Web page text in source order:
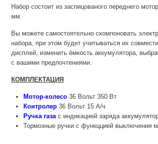
Набор состоит из заспицованого переднего
мм.
Вы можете самостоятельно скомпоновать
набора, при этом будет учитываться их
дисплей, изменить ёмкость аккумулятора,
с вашими предпочтениями.
КОМПЛЕКТАЦИЯ
Мотор-колесо 36 Вольт 350 Вт
Контролер 36 Вольт 15 А/ч
Ручка газас индикацией заряда
Тормозные ручки с функццией выключения